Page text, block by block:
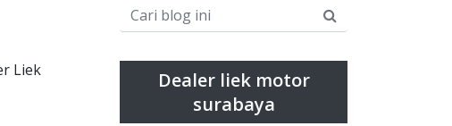
Liek
Dealer liek motor
surabaya